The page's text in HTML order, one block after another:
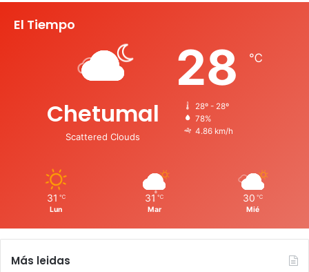
El Tiempo
Chetumal
Scattered Clouds
28 ℃
28º - 28º
78%
4.86 km/h
31 ℃
Lun
31 ℃
Mar
30 ℃
Mié
Más leidas